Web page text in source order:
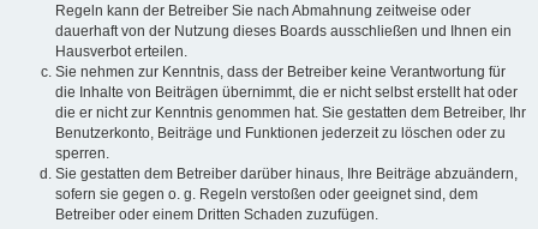
Regeln kann der Betreiber Sie nach Abmahnung zeitweise oder
dauerhaft von der Nutzung dieses Boards ausschließen und Ihnen ein
Hausverbot erteilen.
Sie nehmen zur Kenntnis, dass der Betreiber keine Verantwortung für
die Inhalte von Beiträgen übernimmt, die er nicht selbst erstellt hat oder
die er nicht zur Kenntnis genommen hat. Sie gestatten dem Betreiber, Ihr
Benutzerkonto, Beiträge und Funktionen jederzeit zu löschen oder zu
sperren.
Sie gestatten dem Betreiber darüber hinaus, Ihre Beiträge abzuändern,
sofern sie gegen o. g. Regeln verstoßen oder geeignet sind, dem
Betreiber oder einem Dritten Schaden zuzufügen.